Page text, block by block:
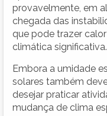
provavelmente, em
chegada das
que pode trazer
climática significativa.
Embora a umidade
solares também
desejar praticar
mudança de clima